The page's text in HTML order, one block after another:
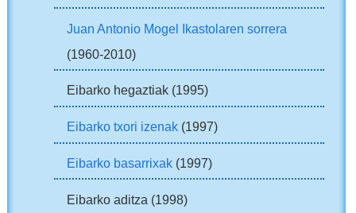
Juan Antonio Mogel Ikastolaren sorrera
(1960-2010)
Eibarko hegaztiak (1995)
Eibarko txori izenak(1997)
Eibarko basarrixak(1997)
Eibarko aditza (1998)